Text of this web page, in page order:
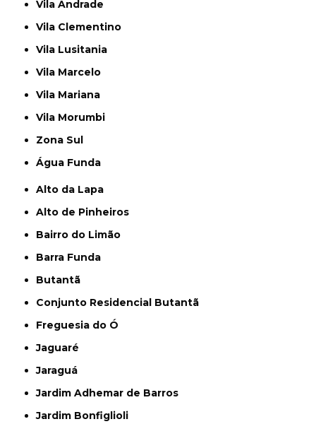
Vila Andrade
Vila Clementino
Vila Lusitania
Vila Marcelo
Vila Mariana
Vila Morumbi
Zona Sul
Água Funda
Alto da Lapa
Alto de Pinheiros
Bairro do Limão
Barra Funda
Butantã
Conjunto Residencial Butantã
Freguesia do Ó
Jaguaré
Jaraguá
Jardim Adhemar de Barros
Jardim Bonfiglioli